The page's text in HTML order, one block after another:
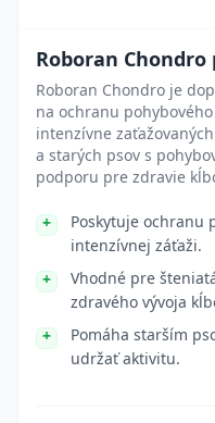
Roboran Chondro
Roboran Chondro je
na ochranu
intenzívne
a starých psov s
podporu pre zdravie
Poskytuje ochranu
intenzívnej záťaži.
Vhodné pre
zdravého vývoja
Pomáha starším
udržať aktivitu.